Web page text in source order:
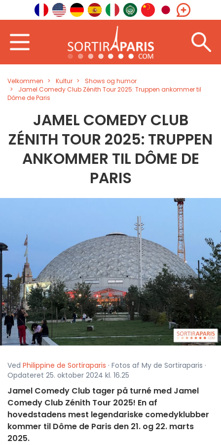
Velkommen Kultur
Shows og humor
Jamel Comedy Club Zénith Tour 2025: Truppen ankommer til
Dôme de Paris
JAMEL COMEDY CLUB
ZÉNITH TOUR 2025: TRUPPEN
ANKOMMER TIL DÔME DE
PARIS
Ved Philippine de Sortiraparis · Fotos af My de Sortiraparis ·
Opdateret 25. oktober 2024 kl. 16.25
Jamel Comedy Club tager på turné med Jamel
Comedy Club Zénith Tour 2025! En af
hovedstadens mest legendariske comedyklubber
kommer til Dôme de Paris den 21. og 22. marts
2025.